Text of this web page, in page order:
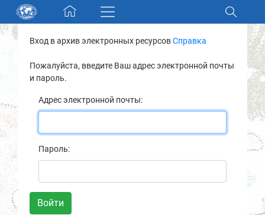
Skip navigation
Разделы и коллекции
Электронный каталог
Новости
О нас
Контакты
Вход в архив электронных ресурсовСправка
Пожалуйста, введите Ваш адрес электронной почты
и пароль.
Адрес электронной почты:
Пароль: